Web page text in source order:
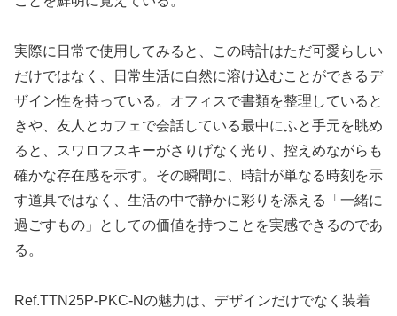
実際に日常で使用してみると、この時計はただ可愛らしい
だけではなく、日常生活に自然に溶け込むことができるデ
ザイン性を持っている。オフィスで書類を整理していると
きや、友人とカフェで会話している最中にふと手元を眺め
ると、スワロフスキーがさりげなく光り、控えめながらも
確かな存在感を示す。その瞬間に、時計が単なる時刻を示
す道具ではなく、生活の中で静かに彩りを添える「一緒に
過ごすもの」としての価値を持つことを実感できるのであ
る。
Ref.TTN25P-PKC-Nの魅力は、デザインだけでなく装着